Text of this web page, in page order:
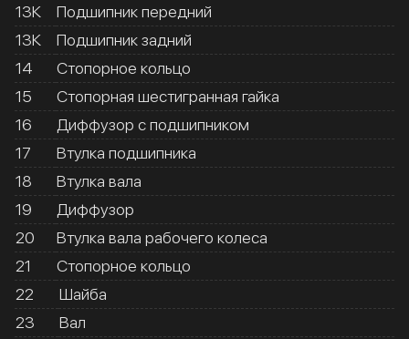
13К
Подшипник передний
13К
Подшипник задний
14
Стопорное кольцо
15
Стопорная шестигранная гайка
16
Диффузор с подшипником
17
Втулка подшипника
18
Втулка вала
19
Диффузор
20
Втулка вала рабочего колеса
21
Стопорное кольцо
22
Шайба
23
Вал